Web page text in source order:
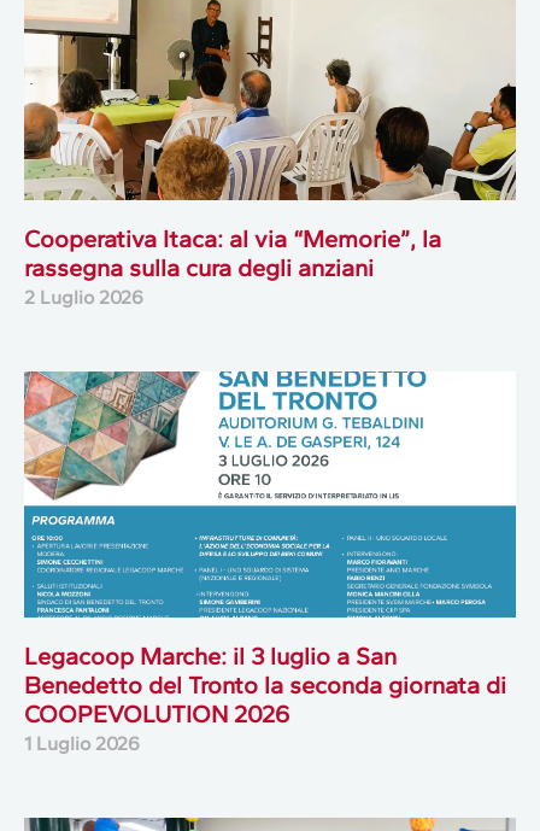
Cooperativa Itaca: al via “Memorie”, la
rassegna sulla cura degli anziani
2 Luglio 2026
Legacoop Marche: il 3 luglio a San
Benedetto del Tronto la seconda giornata di
COOPEVOLUTION 2026
1 Luglio 2026